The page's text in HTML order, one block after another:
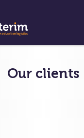
Our clients